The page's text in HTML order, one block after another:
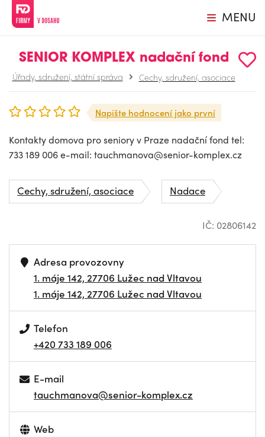
MENU
SENIOR KOMPLEX nadační fond
Úřady, sdružení, státní správa Cechy, sdružení, asociace
Napište hodnocení jako první
Kontakty domova pro seniory v Praze nadační fond tel:
733 189 006 e-mail: tauchmanova@senior-komplex.cz
Cechy, sdružení, asociace Nadace
IČ: 02806142
Adresa provozovny
1. máje 142, 27706 Lužec nad Vltavou
1. máje 142, 27706 Lužec nad Vltavou
Telefon
+420 733 189 006
E-mail
tauchmanova@senior-komplex.cz
Web